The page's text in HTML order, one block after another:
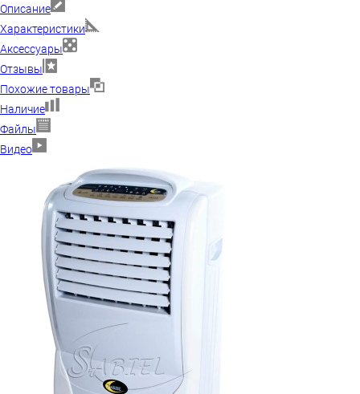
Описание
Характеристики
Аксессуары
Отзывы
Похожие товары
Наличие
Файлы
Видео